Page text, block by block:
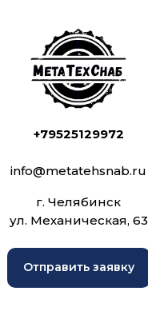
+79525129972
info@metatehsnab.ru
г. Челябинск
ул. Механическая, 63
Отправить заявку